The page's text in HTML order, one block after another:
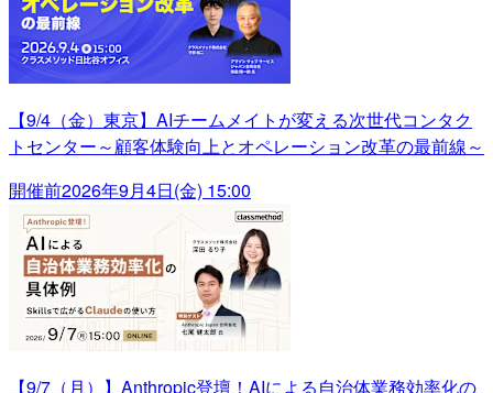
【9/4（金）東京】AIチームメイトが変える次世代コンタク
トセンター～顧客体験向上とオペレーション改革の最前線～
開催前2026年9月4日(金) 15:00
【9/7（月）】Anthropic登壇！AIによる自治体業務効率化の